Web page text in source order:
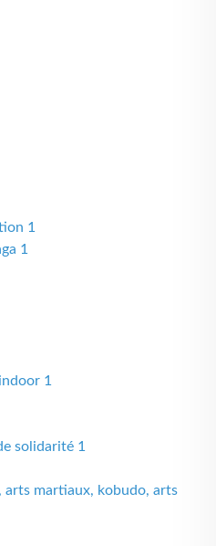
1
1
1
solidarité 1
arts martiaux, kobudo, arts